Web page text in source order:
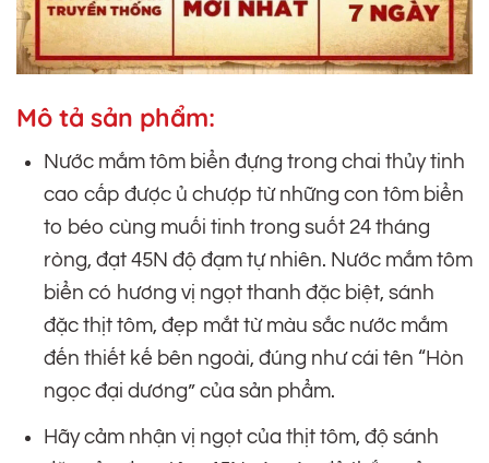
Mô tả sản phẩm:
Nước mắm tôm biển đựng trong chai thủy tinh
cao cấp được ủ chượp từ những con tôm biển
to béo cùng muối tinh trong suốt 24 tháng
ròng, đạt 45N độ đạm tự nhiên. Nước mắm tôm
biển có hương vị ngọt thanh đặc biệt, sánh
đặc thịt tôm, đẹp mắt từ màu sắc nước mắm
đến thiết kế bên ngoài, đúng như cái tên “Hòn
ngọc đại dương” của sản phẩm.
Hãy cảm nhận vị ngọt của thịt tôm, độ sánh